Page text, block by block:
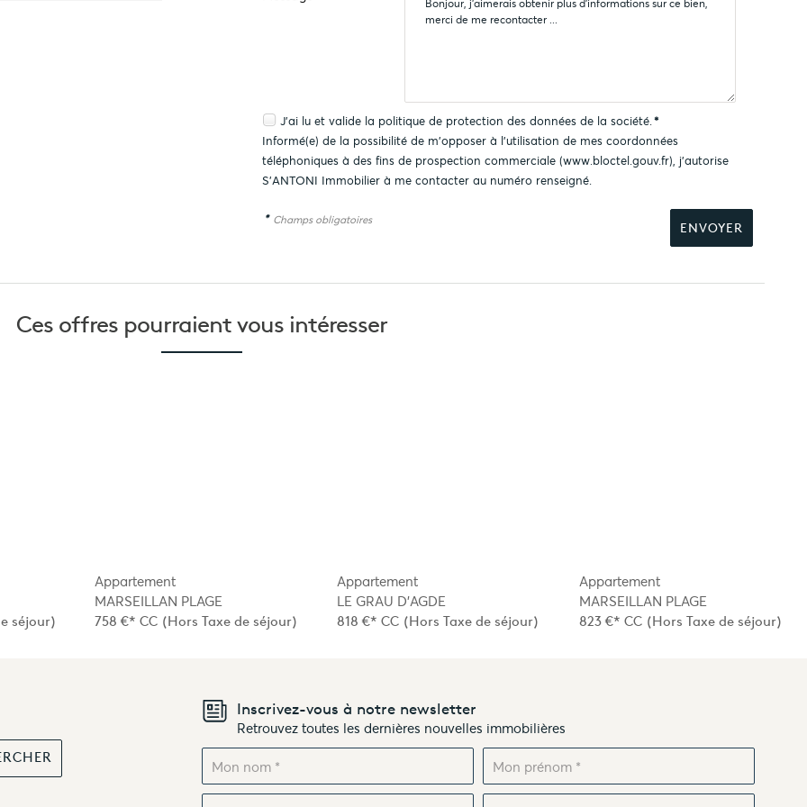
J'ai lu et valide la politique de protection des donnéesde la société.*
Informé(e) de la possibilité de m'opposer à l'utilisation de mes coordonnées
téléphoniques à des fins de prospection commerciale (www.bloctel.gouv.fr), j'autorise
S'ANTONI Immobilier à me contacter au numéro renseigné.
* Champs obligatoires
Ces offres pourraient vous intéresser
séjour)
Appartement
MARSEILLAN PLAGE
758 €* CC(Hors Taxe de séjour)
Appartement
LE GRAU D'AGDE
818 €* CC(Hors Taxe de séjour)
Appartement
MARSEILLAN PLAGE
823 €* CC(Hors Taxe de séjour)
Inscrivez-vous à notre newsletter
Retrouvez toutes les dernières nouvelles immobilières